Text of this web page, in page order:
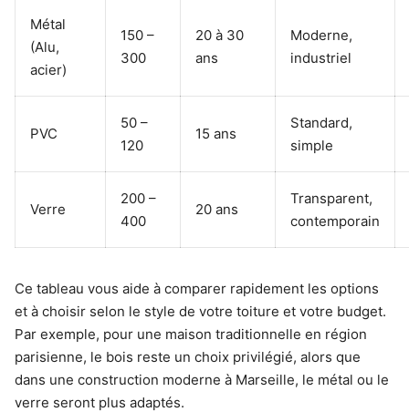
Métal
(Alu,
acier)
150 –
300
20 à 30
ans
Moderne,
industriel
PVC
50 –
120
15 ans
Standard,
simple
Verre
200 –
400
20 ans
Transparent,
contemporain
Ce tableau vous aide à comparer rapidement les options
et à choisir selon le style de votre toiture et votre budget.
Par exemple, pour une maison traditionnelle en région
parisienne, le bois reste un choix privilégié, alors que
dans une construction moderne à Marseille, le métal ou le
verre seront plus adaptés.